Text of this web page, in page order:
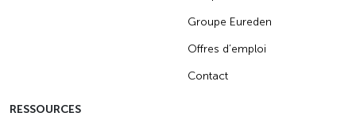
Groupe Eureden
Offres d’emploi
Contact
RESSOURCES